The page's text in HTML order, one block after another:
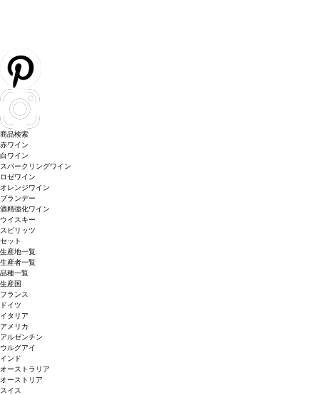
商品検索
赤ワイン
白ワイン
スパークリングワイン
ロゼワイン
オレンジワイン
ブランデー
酒精強化ワイン
ウイスキー
スピリッツ
セット
生産地一覧
生産者一覧
品種一覧
生産国
フランス
ドイツ
イタリア
アメリカ
アルゼンチン
ウルグアイ
インド
オーストラリア
オーストリア
スイス